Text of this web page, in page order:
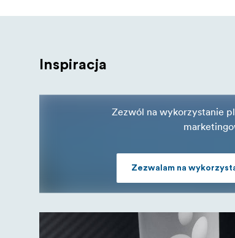
Wzbogać swoje efekty wizualne
Inspiracja
Zezwól na wykorzystanie
Zezwalam na